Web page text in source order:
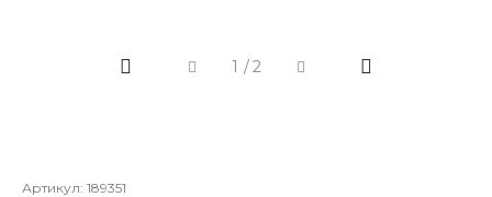
1 /2
Артикул: 189351